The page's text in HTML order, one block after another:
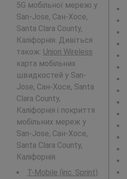
5G мобільної мережі у
San-Jose, Сан-Хосе,
Santa Clara County,
Каліфорнія. Дивіться
також: Union Wireless
карта мобільних
швидкостей у San-
Jose, Сан-Хосе, Santa
Clara County,
Каліфорнія і покриття
мобільних мереж у
San-Jose, Сан-Хосе,
Santa Clara County,
Каліфорнія.
T-Mobile (inc. Sprint)